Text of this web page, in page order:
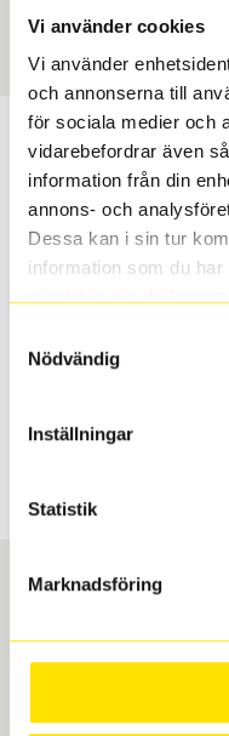
Vi använder cookies
Vi använder
och annonserna till
för sociala medier och
vidarebefordrar även
information från din
annons- och
Dessa kan i sin tur
information som du
Nödvändig
Inställningar
Statistik
Marknadsföring
50240
Passar detta
Ange
valt passar din
sättas på dina
inte vara samma
Boka och
När du beställer dina